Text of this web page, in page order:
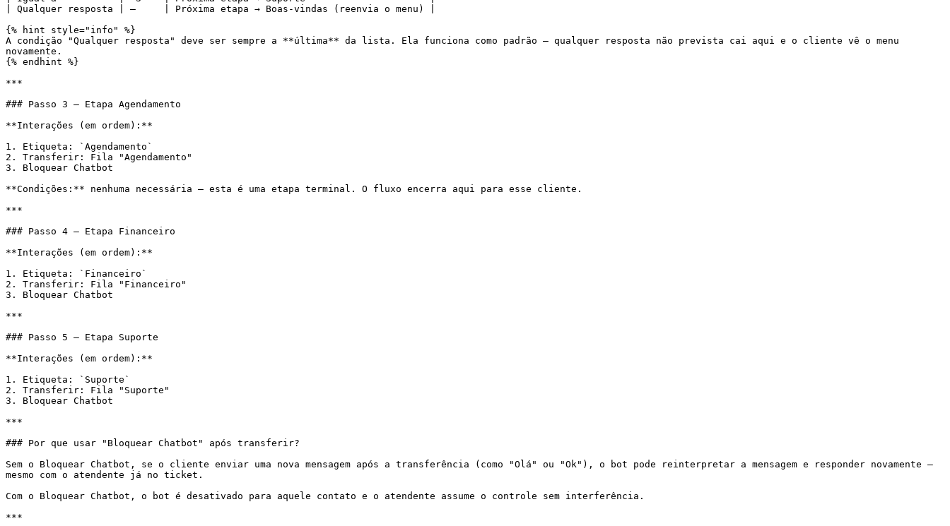
| Qualquer resposta | —     | Próxima etapa → Boas-vindas (reenvia o menu) |
{% hint style="info" %}
A condição "Qualquer resposta" deve ser sempre a **última** da lista. Ela funciona como padrão — qualquer resposta não prevista cai aqui e o cliente vê o menu
novamente.
{% endhint %}
***
### Passo 3 — Etapa Agendamento
**Interações (em ordem):**
1. Etiqueta: `Agendamento`
2. Transferir: Fila "Agendamento"
3. Bloquear Chatbot
**Condições:** nenhuma necessária — esta é uma etapa terminal. O fluxo encerra aqui para esse cliente.
***
### Passo 4 — Etapa Financeiro
**Interações (em ordem):**
1. Etiqueta: `Financeiro`
2. Transferir: Fila "Financeiro"
3. Bloquear Chatbot
***
### Passo 5 — Etapa Suporte
**Interações (em ordem):**
1. Etiqueta: `Suporte`
2. Transferir: Fila "Suporte"
3. Bloquear Chatbot
***
### Por que usar "Bloquear Chatbot" após transferir?
Sem o Bloquear Chatbot, se o cliente enviar uma nova mensagem após a transferência (como "Olá" ou "Ok"), o bot pode reinterpretar a mensagem e responder novamente —
mesmo com o atendente já no ticket.
Com o Bloquear Chatbot, o bot é desativado para aquele contato e o atendente assume o controle sem interferência.
***